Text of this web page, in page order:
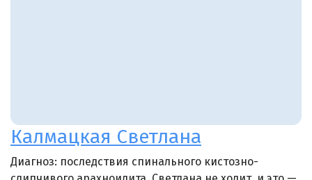
Калмацкая Светлана
Диагноз: последствия спинального кистозно-